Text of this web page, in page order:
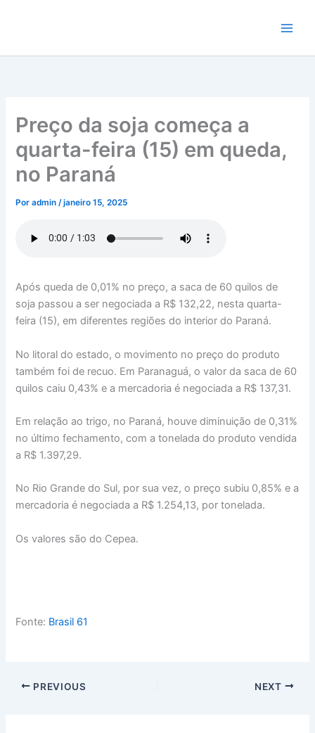
conteúdo
Preço da soja começa a
quarta-feira (15) em queda,
no Paraná
Poradmin/janeiro 15, 2025
Após queda de 0,01% no preço, a saca de 60 quilos de
soja passou a ser negociada a R$ 132,22, nesta quarta-
feira (15), em diferentes regiões do interior do Paraná.
No litoral do estado, o movimento no preço do produto
também foi de recuo. Em Paranaguá, o valor da saca de 60
quilos caiu 0,43% e a mercadoria é negociada a R$ 137,31.
Em relação ao trigo, no Paraná, houve diminuição de 0,31%
no último fechamento, com a tonelada do produto vendida
a R$ 1.397,29.
No Rio Grande do Sul, por sua vez, o preço subiu 0,85% e a
mercadoria é negociada a R$ 1.254,13, por tonelada.
Os valores são do Cepea.
Fonte: Brasil 61
PREVIOUS NEXT